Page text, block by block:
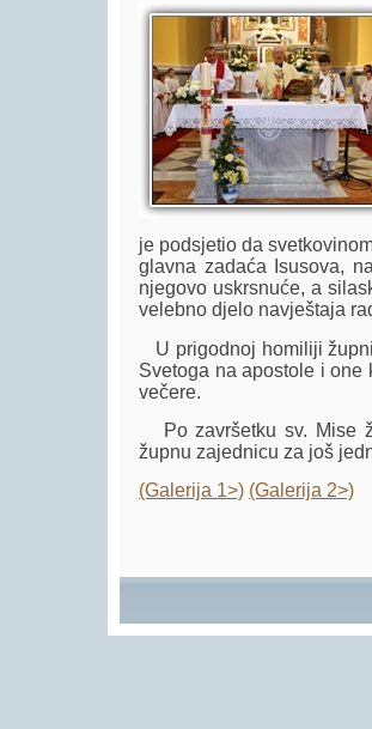
je podsjetio da
glavna zadaća Isusova,
njegovo uskrsnuće, a
velebno djelo navještaja
U prigodnoj homiliji
Svetoga na apostole i
večere.
Po završetku sv. Mise
župnu zajednicu za još
(Galerija 1>) (Galerija 2>)